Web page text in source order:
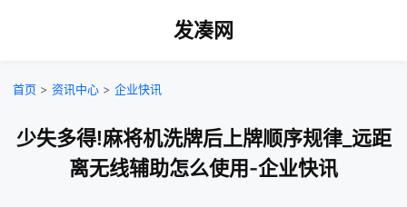
发凑网
首页 > 资讯中心 > 企业快讯
少失多得!麻将机洗牌后上牌顺序规律_远距
离无线辅助怎么使用-企业快讯